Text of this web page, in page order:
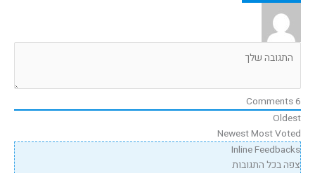
6
Oldest
NewestMost Voted
Inline Feedbacks
צפה בכל התגובות